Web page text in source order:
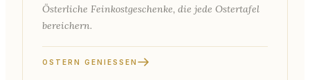
Österliche Feinkostgeschenke, die jede Ostertafel
bereichern.
OSTERN GENIESSEN